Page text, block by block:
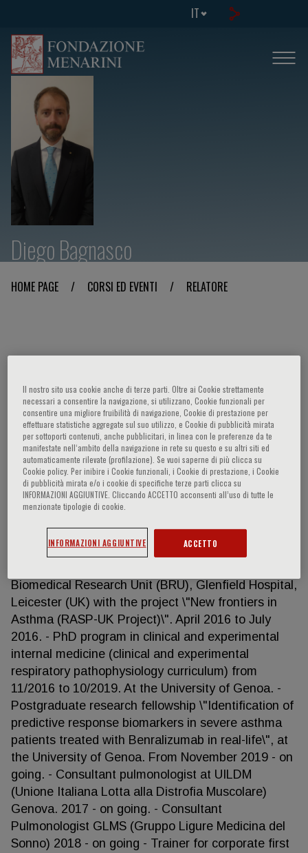
IT
Diego Bagnasco
HOME PAGE / CORSI ED EVENTI / RELATORE
Diego Bagnasco
- 01.07.2020 - ongoing Assistant professor at
“Clinica delle Malattie Respiratorie ed Allergologia”,
University of Genova - Degree in Medicine and
Surgery (Class 46/S - Class of specialist degrees in
medicine and surgery) (d.m. 509/1999) -
Specialization in Lung diseases (Class SSAS-2 -
Specialization Schools of the class) on 04/07/2017
Genoa. - PhD degree in clinical and experimental
internal medicine at the University of Genoa. On
Biomedical Research Unit (BRU), Glenfield Hospital,
Leicester (UK) with the project \"New frontiers in
Asthma (RASP-UK Project)\". April 2016 to July
2016. - PhD program in clinical and experimental
internal medicine (clinical and experimental
respiratory pathophysiology curriculum) from
11/2016 to 10/2019. At the University of Genoa. -
Postgraduate research fellowship \"Identification of
predictive response biomarkers in severe asthma
patients treated with Benralizumab in real-life\", at
the University of Genoa. From November 2019 - on
going. - Consultant pulmonologist at UILDM
(Unione Italiana Lotta alla Distrofia Muscolare)
Genova. 2017 - on going. - Consultant
Pulmonologist GLMS (Gruppo Ligure Medicina del
Sonno) 2018 - on going - Trainer for corporate first
Il nostro sito usa cookie anche di terze parti. Oltre ai Cookie strettamente
necessari a consentire la navigazione, si utilizzano, Cookie funzionali per
consentire una migliore fruibilità di navigazione, Cookie di prestazione per
effettuare statistiche aggregate sul suo utilizzo, e Cookie di pubblicità mirata
per sottoporti contenuti, anche pubblicitari, in linea con le preferenze da te
manifestate nell‘ambito della navigazione in rete su questo e su altri siti ed
automaticamente rilevate (profilazione). Se vuoi saperne di più clicca su
Cookie policy. Per inibire i Cookie funzionali, i Cookie di prestazione, i Cookie
di pubblicità mirata e/o i cookie di specifiche terze parti clicca su
INFORMAZIONI AGGIUNTIVE. Cliccando ACCETTO acconsenti all’uso di tutte le
menzionate tipologie di cookie.
INFORMAZIONI AGGIUNTIVE ACCETTO